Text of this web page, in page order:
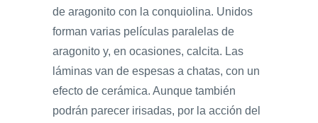
de aragonito con la conquiolina. Unidos
forman varias películas paralelas de
aragonito y, en ocasiones, calcita. Las
láminas van de espesas a chatas, con un
efecto de cerámica. Aunque también
podrán parecer irisadas, por la acción del